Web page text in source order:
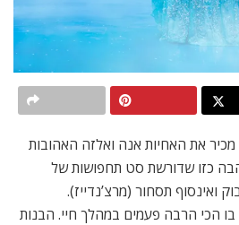
מכיר את האחיות אנה ואלזה האהובות
כזו שדורשת סט תחפושות של
ואינסוף תסחור (מרצ’נדייז).
הכי הרבה פעמים במהלך חיי. הבנות